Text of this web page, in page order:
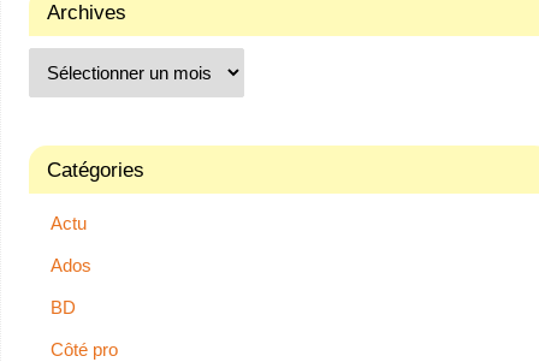
Archives
Catégories
Actu
Ados
BD
Côté pro